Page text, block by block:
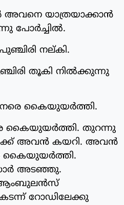
അവനെ യാത്രയാക്കാന്‍
പോര്‍ച്ചില്‍.
നല്കി.
തൂകി നില്‍ക്കുന്നു
കൈയുയര്‍ത്തി.
കൈയുയര്‍ത്തി. തുറന്നു
അവന്‍ കയറി. അവന്‍
കൈയുയര്‍ത്തി.
അടഞ്ഞു.
റോഡിലേക്കു